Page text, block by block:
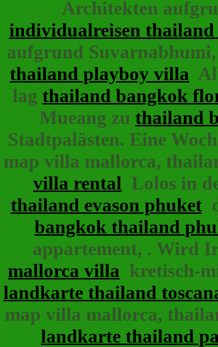
Architekten
individualreisen
aufgrund
thailand playboy villa
lag thailand bangkok
Mueang zu thailand
Stadtpalästen. Eine
map villa mallorca,
villa rental Lolos in
thailand evason phuket
bangkok thailand
appartement, . Wird
mallorca villa kretisch-
landkarte thailand
map villa mallorca,
landkarte thailand